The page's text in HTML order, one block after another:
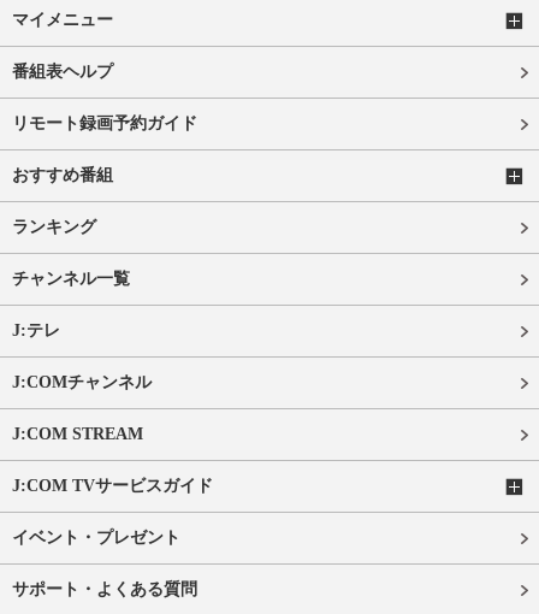
マイメニュー
番組表ヘルプ
リモート録画予約ガイド
おすすめ番組
ランキング
チャンネル一覧
J:テレ
J:COMチャンネル
J:COM STREAM
J:COM TVサービスガイド
イベント・プレゼント
サポート・よくある質問